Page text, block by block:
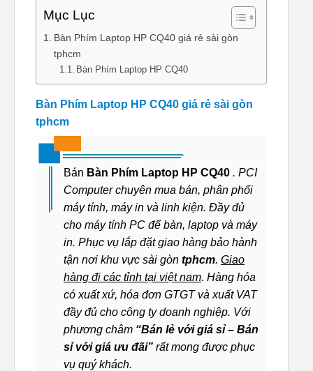
Mục Lục
Bàn Phím Laptop HP CQ40 giá rẻ sài gòn
tphcm
Bàn Phím Laptop HP CQ40
Bàn Phím Laptop HP CQ40 giá rẻ sài gòn
tphcm
Bán Bàn Phím Laptop HP CQ40 . PCI
Computer chuyên mua bán, phân phối
máy tính, máy in và linh kiện. Đầy đủ
cho máy tính PC để bàn, laptop và máy
in. Phục vụ lắp đặt giao hàng bảo hành
tận nơi khu vực sài gòn tphcm. Giao
hàng đi các tỉnh tại việt nam. Hàng hóa
có xuất xứ, hóa đơn GTGT và xuất VAT
đầy đủ cho công ty doanh nghiệp. Với
phương châm “Bán lẻ với giá sỉ – Bán
sỉ với giá ưu đãi” rất mong được phục
vụ quý khách.